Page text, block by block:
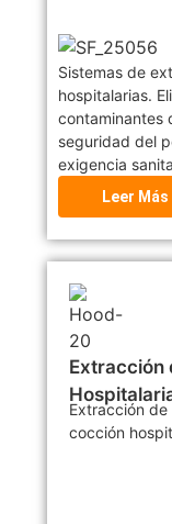
Sistemas de
hospitalarias.
contaminantes
seguridad del
exigencia
Leer Más
Extracción
Extracción de
cocción